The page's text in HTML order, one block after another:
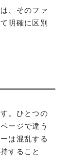
、そのファ
明確に区別
。ひとつの
ージで違う
は混乱する
すること